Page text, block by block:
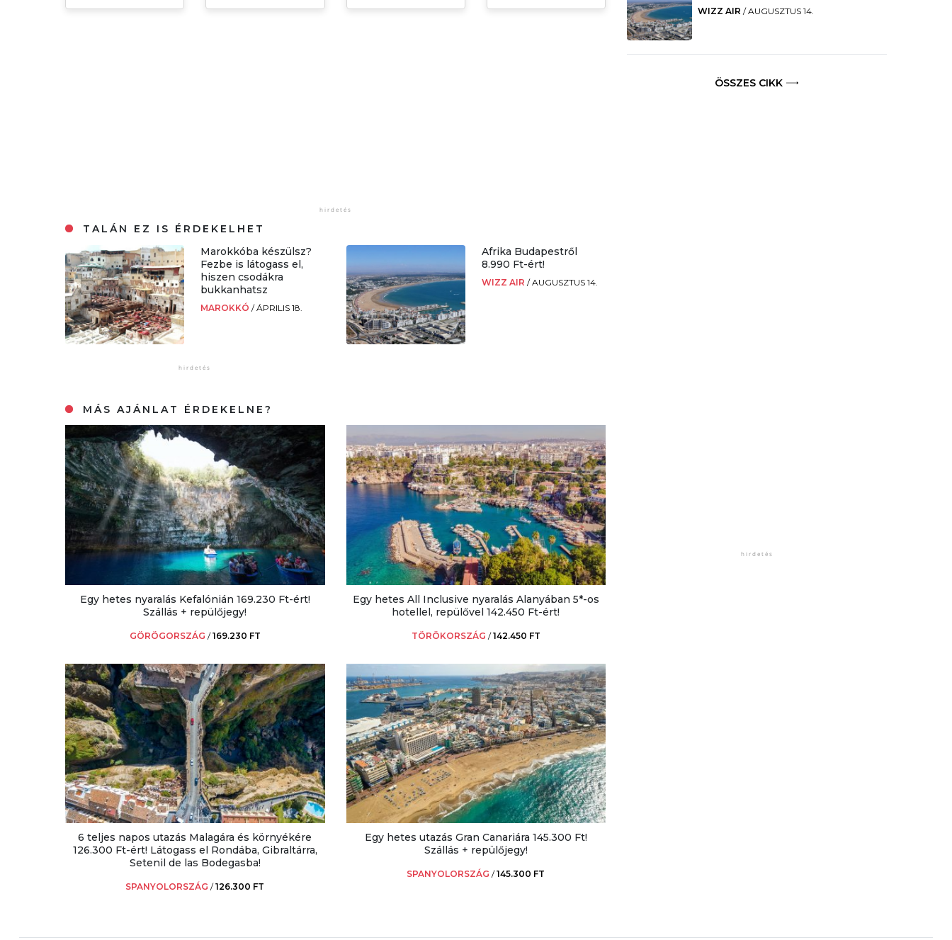
TALÁN EZ IS ÉRDEKELHET
Marokkóba készülsz?
Fezbe is látogass el,
hiszen csodákra
bukkanhatsz
MAROKKÓ/ÁPRILIS 18.
Afrika Budapestről
8.990 Ft-ért!
WIZZ AIR /AUGUSZTUS 14.
MÁS AJÁNLAT ÉRDEKELNE?
Egy hetes nyaralás Kefalónián 169.230 Ft-ért!
Szállás + repülőjegy!
GÖRÖGORSZÁG /169.230 FT
Egy hetes All Inclusive nyaralás Alanyában 5*-os
hotellel, repülővel 142.450 Ft-ért!
TÖRÖKORSZÁG /142.450 FT
6 teljes napos utazás Malagára és környékére
126.300 Ft-ért! Látogass el Rondába, Gibraltárra,
Setenil de las Bodegasba!
SPANYOLORSZÁG /126.300 FT
Egy hetes utazás Gran Canariára 145.300 Ft!
Szállás + repülőjegy!
SPANYOLORSZÁG /145.300 FT
WIZZ AIR /AUGUSZTUS 14.
ÖSSZES CIKK